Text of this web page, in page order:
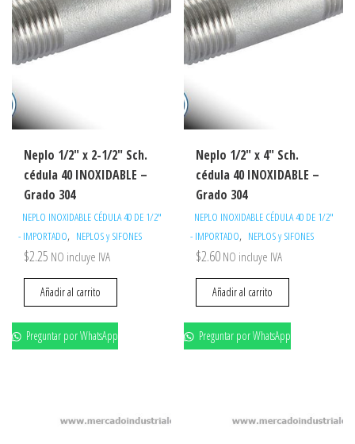
Neplo 1/2″ x 2-1/2″ Sch.
cédula 40 INOXIDABLE –
Grado 304
NEPLO INOXIDABLE CÉDULA 40 DE 1/2"
- IMPORTADO, NEPLOS y SIFONES
$2.25 NO incluye IVA
Añadir al carrito
Preguntar por WhatsApp
Neplo 1/2″ x 4″ Sch.
cédula 40 INOXIDABLE –
Grado 304
NEPLO INOXIDABLE CÉDULA 40 DE 1/2"
- IMPORTADO, NEPLOS y SIFONES
$2.60 NO incluye IVA
Añadir al carrito
Preguntar por WhatsApp